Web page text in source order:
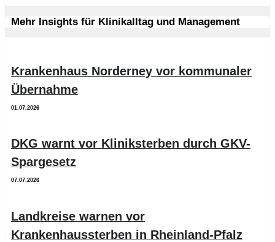
Mehr Insights für Klinikalltag und Management
Krankenhaus Norderney vor kommunaler
Übernahme
01.07.2026
DKG warnt vor Kliniksterben durch GKV-
Spargesetz
07.07.2026
Landkreise warnen vor
Krankenhaussterben in Rheinland-Pfalz